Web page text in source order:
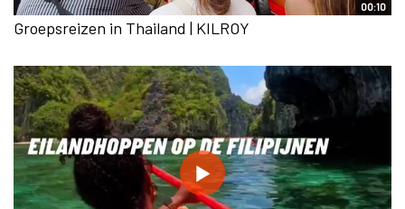
00:10
Groepsreizen in Thailand | KILROY